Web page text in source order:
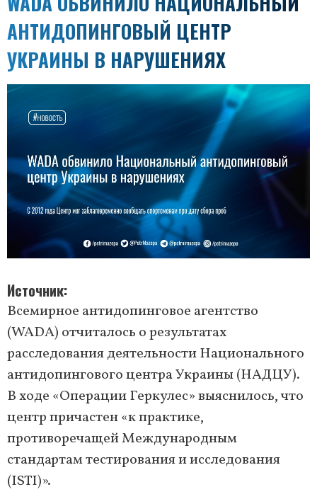
АНТИДОПИНГОВЫЙ ЦЕНТР
УКРАИНЫ В НАРУШЕНИЯХ
Источник
Всемирное антидопинговое агентство
(WADA) отчиталось о результатах
расследования деятельности Национального
антидопингового центра Украины (НАДЦУ).
В ходе «Операции Геркулес» выяснилось, что
центр причастен «к практике,
противоречащей Международным
стандартам тестирования и исследования
(ISTI)».